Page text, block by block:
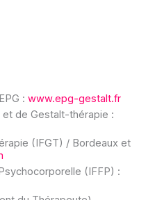
: www.epg-gestalt.fr
et de Gestalt-thérapie :
(IFGT) / Bordeaux et
(IFFP) :